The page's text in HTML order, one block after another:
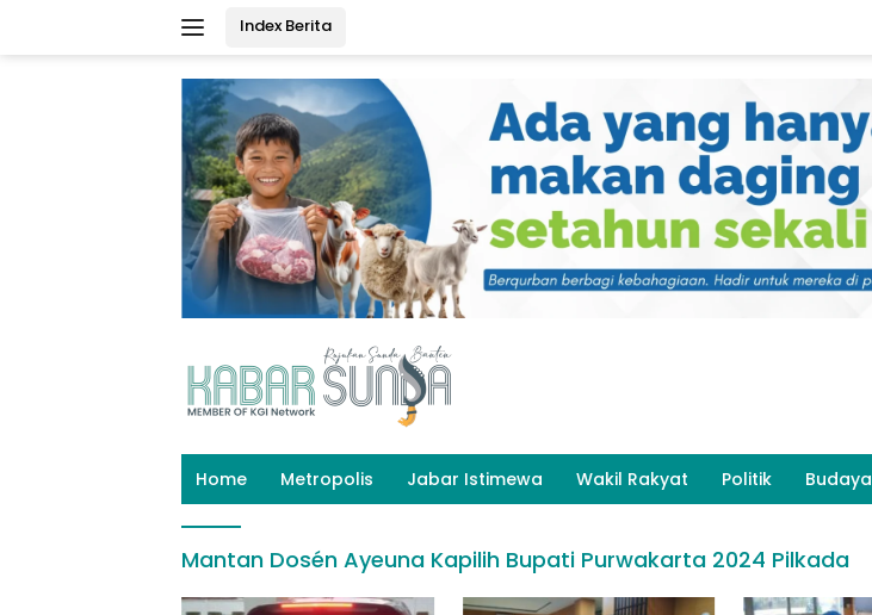
Index Berita
Home Metropolis Jabar Istimewa Wakil Rakyat Politik Budaya
Mantan Dosén Ayeuna Kapilih Bupati Purwakarta 2024 Pilkada